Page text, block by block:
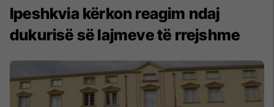
Ipeshkvia kërkon reagim ndaj
dukurisë së lajmeve të rrejshme